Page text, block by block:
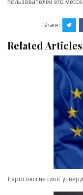
пользователей его
Share:
Related Articles
Евросоюз не смог